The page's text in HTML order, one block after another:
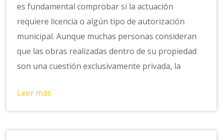
es fundamental comprobar si la actuación
requiere licencia o algún tipo de autorización
municipal. Aunque muchas personas consideran
que las obras realizadas dentro de su propiedad
son una cuestión exclusivamente privada, la
Leer más